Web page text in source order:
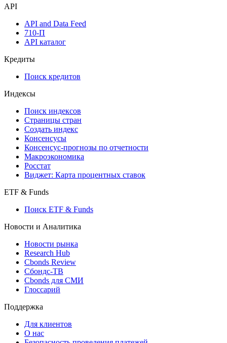
API
API and Data Feed
710-П
API каталог
Кредиты
Поиск кредитов
Индексы
Поиск индексов
Страницы стран
Создать индекс
Консенсусы
Консенсус-прогнозы по отчетности
Макроэкономика
Росстат
Виджет: Карта процентных ставок
ETF & Funds
Поиск ETF & Funds
Новости и Аналитика
Новости рынка
Research Hub
Cbonds Review
Сбондс-ТВ
Cbonds для СМИ
Глоссарий
Поддержка
Для клиентов
О нас